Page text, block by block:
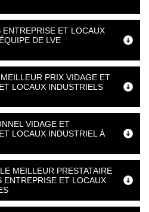
ET LOCAUX
DE LVE
PRIX VIDAGE ET
LOCAUX INDUSTRIELS
VIDAGE ET
LOCAUX INDUSTRIEL À
MEILLEUR PRESTATAIRE
ENTREPRISE ET LOCAUX